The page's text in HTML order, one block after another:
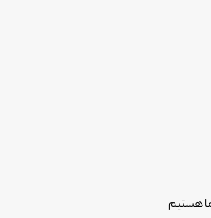
هستیم